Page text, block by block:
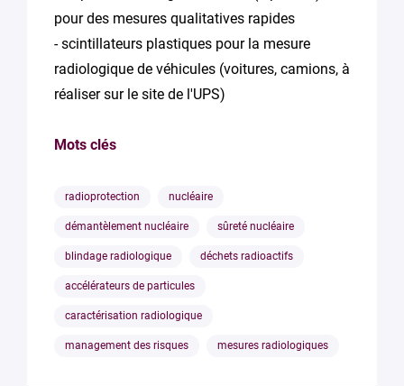
pour des mesures qualitatives rapides
- scintillateurs plastiques pour la mesure
radiologique de véhicules (voitures, camions, à
réaliser sur le site de l'UPS)
Mots clés
radioprotection nucléaire
démantèlement nucléaire sûreté nucléaire
blindage radiologique déchets radioactifs
accélérateurs de particules
caractérisation radiologique
management des risques mesures radiologiques